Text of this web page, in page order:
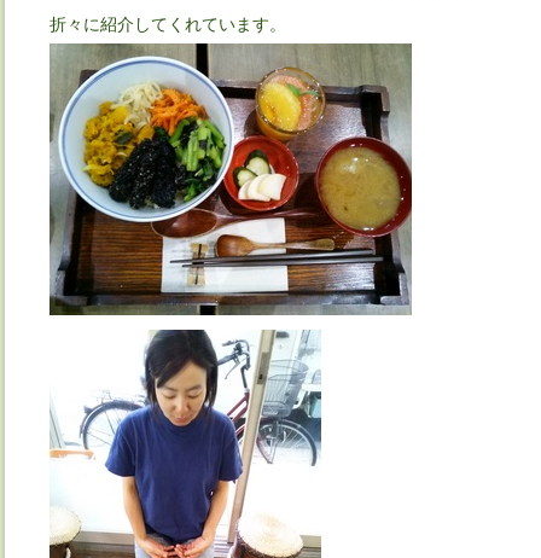
折々に紹介してくれています。